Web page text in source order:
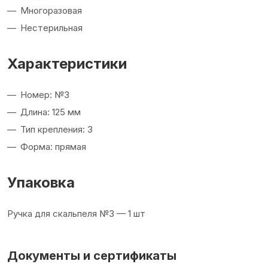
Многоразовая
Нестерильная
Характеристики
Номер: №3
Длина: 125 мм
Тип крепления: 3
Форма: прямая
Упаковка
Ручка для скальпеля №3 — 1 шт
Документы и сертификаты